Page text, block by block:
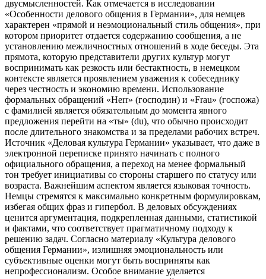
двусмысленностей. Как отмечается в исследовании
«Особенности делового общения в Германии», для немцев
характерен «прямой и неэмоциональный стиль общения», при
котором приоритет отдается содержанию сообщения, а не
установлению межличностных отношений в ходе беседы. Эта
прямота, которую представители других культур могут
воспринимать как резкость или бестактность, в немецком
контексте является проявлением уважения к собеседнику
через честность и экономию времени. Использование
формальных обращений «Herr» (господин) и «Frau» (госпожа)
с фамилией является обязательным до момента явного
предложения перейти на «ты» (du), что обычно происходит
после длительного знакомства и за пределами рабочих встреч.
Источник «Деловая культура Германии» указывает, что даже в
электронной переписке принято начинать с полного
официального обращения, а переход на менее формальный
тон требует инициативы со стороны старшего по статусу или
возраста. Важнейшим аспектом является языковая точность.
Немцы стремятся к максимально конкретным формулировкам,
избегая общих фраз и гипербол. В деловых обсуждениях
ценится аргументация, подкрепленная данными, статистикой
и фактами, что соответствует прагматичному подходу к
решению задач. Согласно материалу «Культура делового
общения Германии», излишняя эмоциональность или
субъективные оценки могут быть восприняты как
непрофессионализм. Особое внимание уделяется